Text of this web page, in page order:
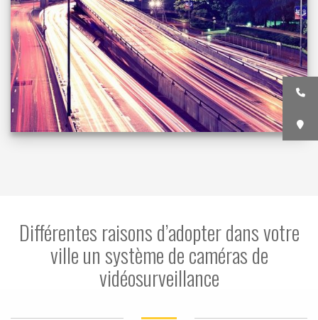
Différentes raisons d’adopter dans votre
ville un système de caméras de
vidéosurveillance